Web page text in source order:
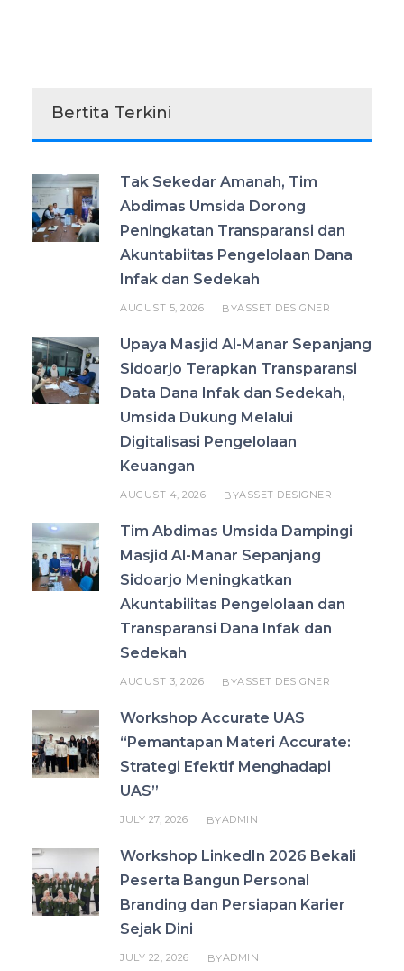
Bertita Terkini
Tak Sekedar Amanah, Tim
Abdimas Umsida Dorong
Peningkatan Transparansi dan
Akuntabiitas Pengelolaan Dana
Infak dan Sedekah
AUGUST 5, 2026 BYASSET DESIGNER
Upaya Masjid Al-Manar Sepanjang
Sidoarjo Terapkan Transparansi
Data Dana Infak dan Sedekah,
Umsida Dukung Melalui
Digitalisasi Pengelolaan
Keuangan
AUGUST 4, 2026 BYASSET DESIGNER
Tim Abdimas Umsida Dampingi
Masjid Al-Manar Sepanjang
Sidoarjo Meningkatkan
Akuntabilitas Pengelolaan dan
Transparansi Dana Infak dan
Sedekah
AUGUST 3, 2026 BYASSET DESIGNER
Workshop Accurate UAS
“Pemantapan Materi Accurate:
Strategi Efektif Menghadapi
UAS”
JULY 27, 2026 BYADMIN
Workshop LinkedIn 2026 Bekali
Peserta Bangun Personal
Branding dan Persiapan Karier
Sejak Dini
JULY 22, 2026 BYADMIN